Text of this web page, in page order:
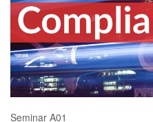
Seminar A01